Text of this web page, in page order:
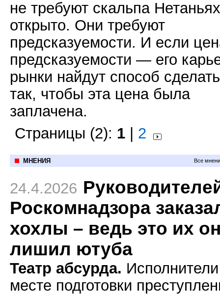
не требуют скальпа
открыто. Они требуют
предсказуемости. И если
предсказуемости — его
рынки найдут способ сделать
так, чтобы эта цена была
заплачена.
Страницы (2): 1 2
МНЕНИЯ Все
24.4.2026
Роскомнадзора
хохлы – ведь это их
лишил ютуба
Театр абсурда.
месте подготовки